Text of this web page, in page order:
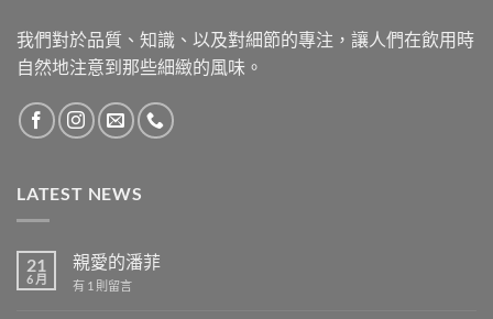
我們對於品質、知識、以及對細節的專注，讓人們在飲用時
自然地注意到那些細緻的風味。
LATEST NEWS
21
6 月
親愛的潘菲
在
有 1 則留言